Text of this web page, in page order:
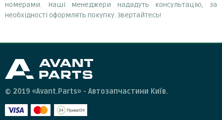
номерами. Наші менеджери нададуть консультацію, за
необхідності оформлять покупку. Звертайтесь!
© 2019 «Avant.Parts» - Автозапчастини Київ.